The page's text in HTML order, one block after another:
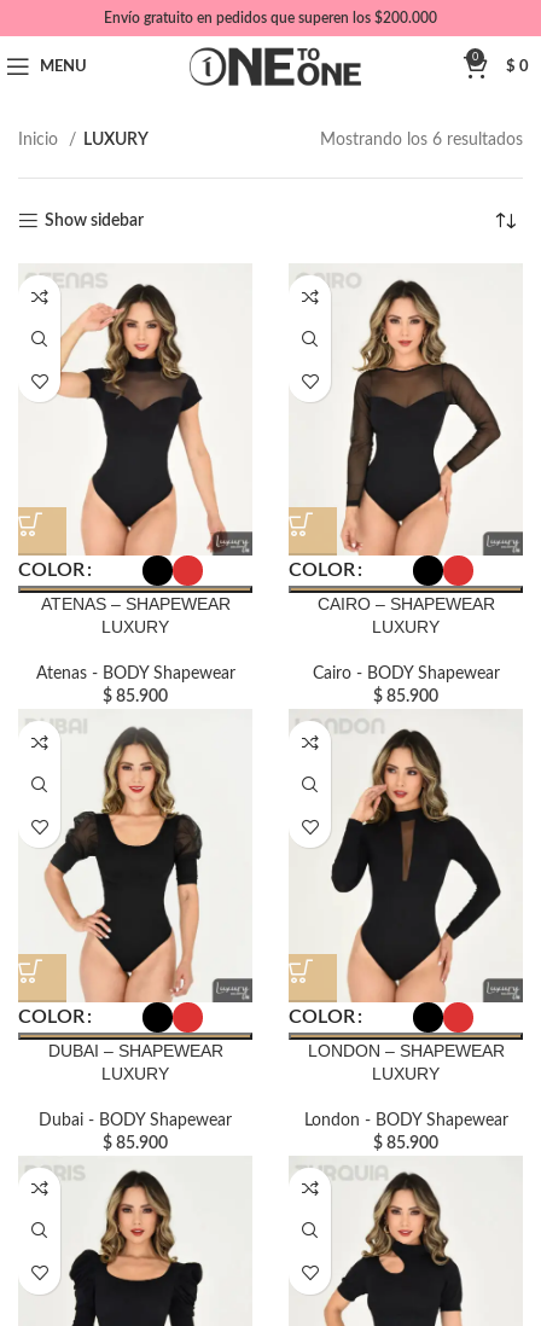
Envío gratuito en pedidos que superen los $200.000
MENU
0
$ 0
Inicio LUXURY Mostrando los 6 resultados
Show sidebar
COLOR
ATENAS – SHAPEWEAR
LUXURY
Atenas - BODY Shapewear
$ 85.900
COLOR
CAIRO – SHAPEWEAR
LUXURY
Cairo - BODY Shapewear
$ 85.900
COLOR
DUBAI – SHAPEWEAR
LUXURY
Dubai - BODY Shapewear
$ 85.900
COLOR
LONDON – SHAPEWEAR
LUXURY
London - BODY Shapewear
$ 85.900